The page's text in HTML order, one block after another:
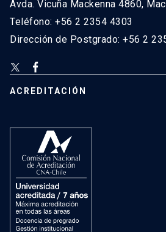
Avda. Vicuña Mackenna 4860,
Teléfono: +56 2 2354 4303
Dirección de Postgrado: +56 2
ACREDITACIÓN